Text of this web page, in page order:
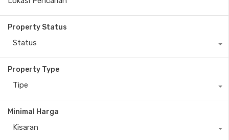
Property Status
Status
Property Type
Tipe
Minimal Harga
Kisaran